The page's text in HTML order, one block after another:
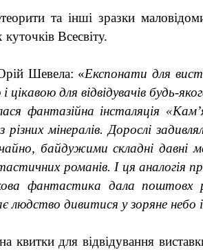
и та інші зразки
Всесвіту.
Шевела: «Експонати для
цікавою для відвідувачів будь-
фантазійна інсталяція «
різних мінералів. Дорослі
байдужими складні давні
романів. І ця аналогія
фантастика дала поштовх
людство дивитися у зоряне небо
квитки для відвідування